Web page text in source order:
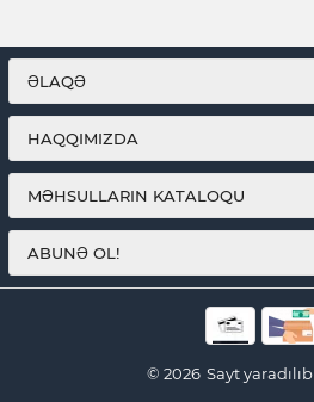
ƏLAQƏ
HAQQIMIZDA
MƏHSULLARIN KATALOQU
ABUNƏ OL!
© 2026 Sayt yaradılıb